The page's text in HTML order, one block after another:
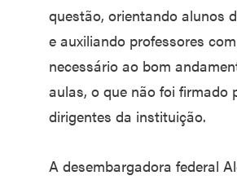
questão, orientando alunos
e auxiliando professores
necessário ao bom
aulas, o que não foi firmado
dirigentes da instituição.
A desembargadora federal